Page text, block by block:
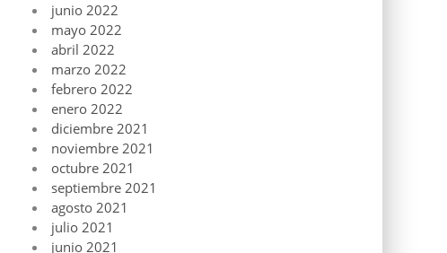
junio 2022
mayo 2022
abril 2022
marzo 2022
febrero 2022
enero 2022
diciembre 2021
noviembre 2021
octubre 2021
septiembre 2021
agosto 2021
julio 2021
junio 2021